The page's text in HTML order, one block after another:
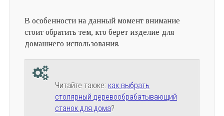
В особенности на данный момент внимание
стоит обратить тем, кто берет изделие для
домашнего использования.
Читайте также: как выбрать
столярный деревообрабатывающий
станок для дома?